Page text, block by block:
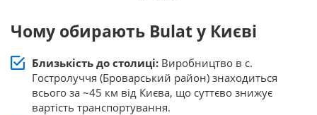
Чому обирають Bulat у Києві
Близькість до столиці: Виробництво в с.
Гостролуччя (Броварський район) знаходиться
всього за ~45 км від Києва, що суттєво знижує
вартість транспортування.